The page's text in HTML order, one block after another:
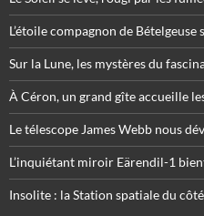
L’étoile compagnon de
Sur la Lune, les mystères du
À Céron, un grand gîte accueille
Le télescope James Webb nous
L’inquiétant miroir Eärendil-1
Insolite : la Station spatiale du